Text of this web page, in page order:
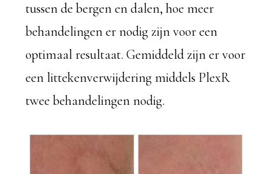
tussen de bergen en dalen, hoe meer
behandelingen er nodig zijn voor een
optimaal resultaat. Gemiddeld zijn er voor
een littekenverwijdering middels PlexR
twee behandelingen nodig.